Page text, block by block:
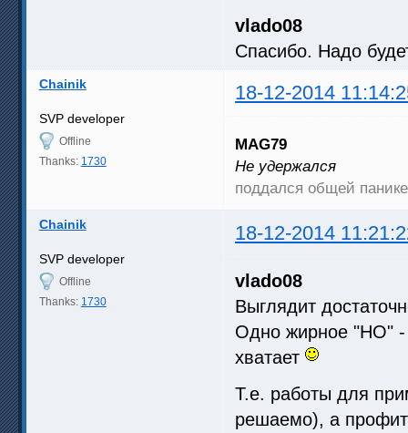
vlado08
Спасибо. Надо
Chainik 18-12-2014
SVP developer
Offline
Thanks: 1730
MAG79
Не удержался
поддался общей
Chainik 18-12-2014
SVP developer
Offline
Thanks: 1730
vlado08
Выглядит
Одно жирное "НО" -
хватает
Т.е. работы для
решаемо), а